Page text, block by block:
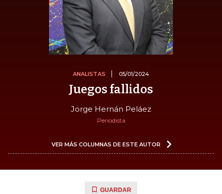
ANALISTAS 05/01/2024
Juegos fallidos
Jorge Hernán Peláez
Periodista
VER MÁS COLUMNAS DE ESTE AUTOR
GUARDAR